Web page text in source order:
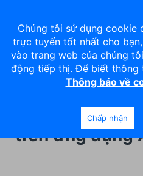
Hướng dẫn
khẩu tài khoản
trên ứng dụng
Chúng tôi sử dụng cookie
trực tuyến tốt nhất cho
vào trang web của chúng
động tiếp thị. Để biết thông
Thông báo về
Chấp nhận